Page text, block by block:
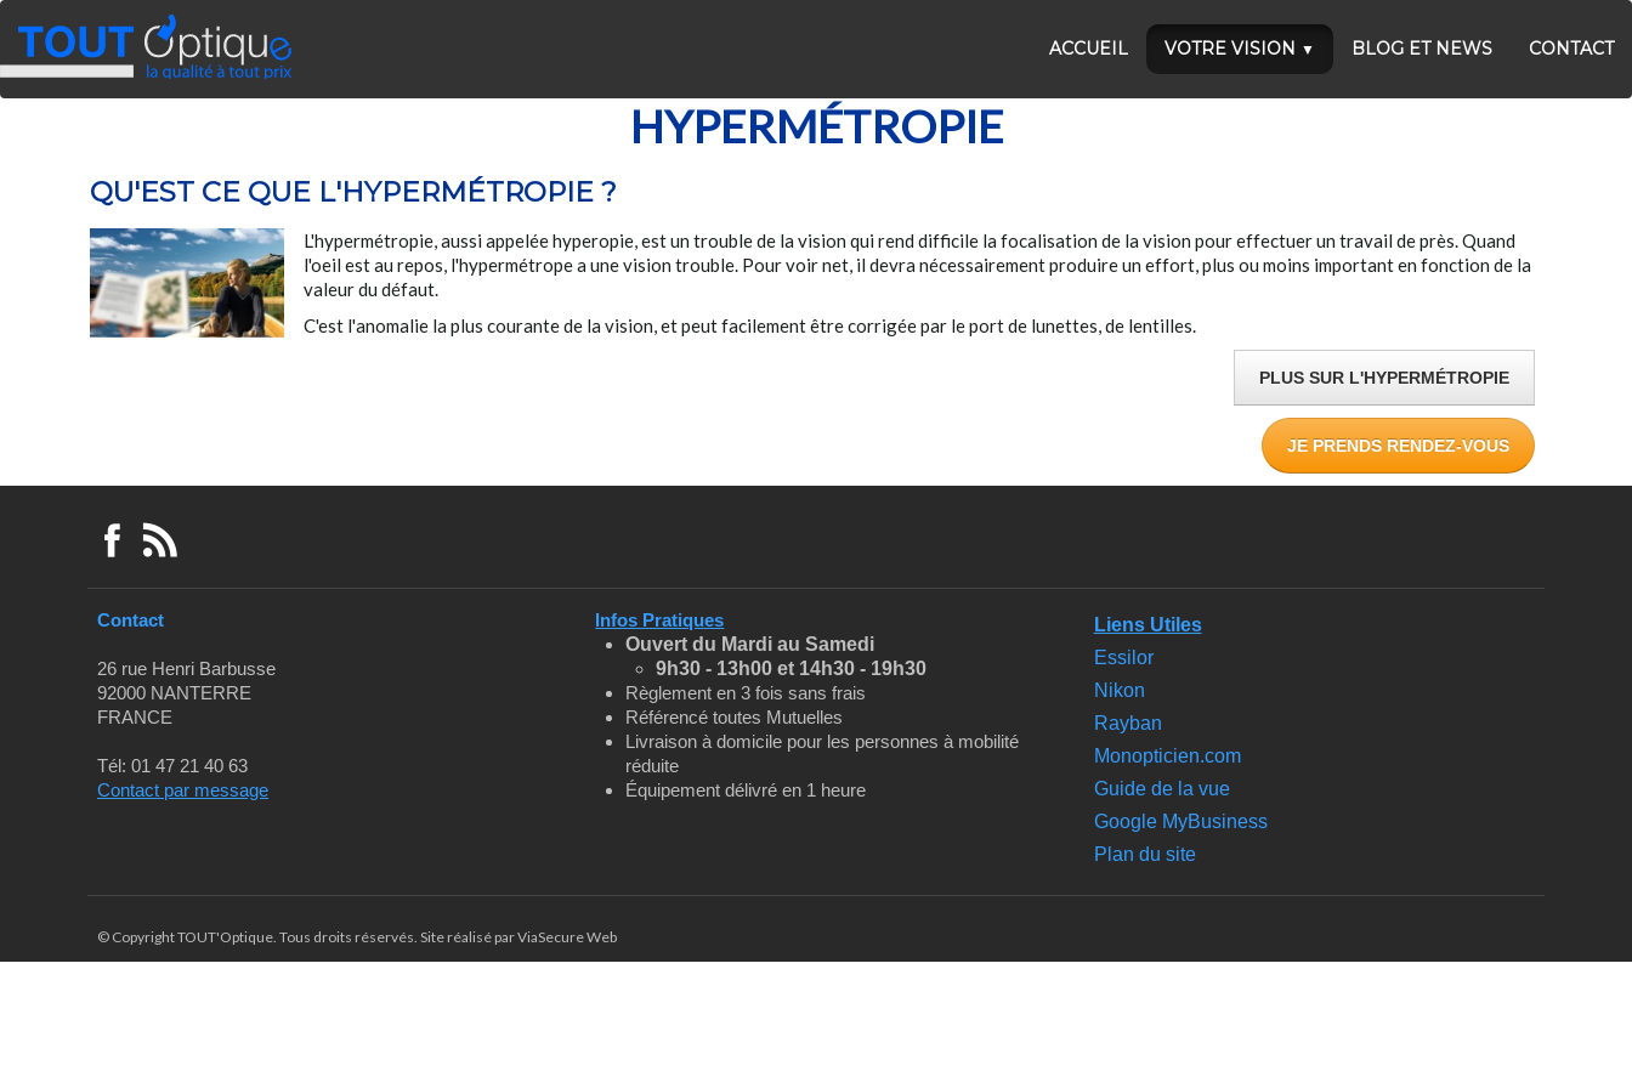
ACCUEIL VOTRE VISION ▼ BLOG ET NEWS CONTACT
HYPERMÉTROPIE
QU'EST CE QUE L'HYPERMÉTROPIE ?
L'hypermétropie, aussi appelée hyperopie, est un trouble de la vision qui rend difficile la focalisation de la vision pour effectuer un travail de près. Quand
l'oeil est au repos, l'hypermétrope a une vision trouble. Pour voir net, il devra nécessairement produire un effort, plus ou moins important en fonction de la
valeur du défaut.
C'est l'anomalie la plus courante de la vision, et peut facilement être corrigée par le port de lunettes, de lentilles.
PLUS SUR L'HYPERMÉTROPIE
JE PRENDS RENDEZ-VOUS
Contact
26 rue Henri Barbusse
92000 NANTERRE
FRANCE
Tél: 01 47 21 40 63
Contact par message
Infos Pratiques
Ouvert du Mardi au Samedi
9h30 - 13h00 et 14h30 - 19h30
Règlement en 3 fois sans frais
Référencé toutes Mutuelles
Livraison à domicile pour les personnes à mobilité
réduite
Équipement délivré en 1 heure
Liens Utiles
Essilor
Nikon
Rayban
Monopticien.com
Guide de la vue
Google MyBusiness
Plan du site
© Copyright TOUT'Optique. Tous droits réservés. Site réalisé par ViaSecure Web